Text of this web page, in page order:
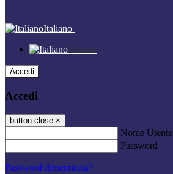
Italiano
Italiano
Accedi
Accedi
button close ×
Nome Utente
Password
Password dimenticata?